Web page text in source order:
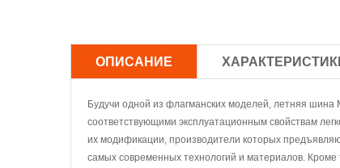
ОПИСАНИЕ
Будучи одной из флагманских моделей, летняя шина
соответствующими эксплуатационным свойствам
их модификации, производители которых
самых современных технологий и материалов.